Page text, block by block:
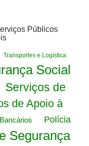
Públicos
Transportes e Logística
Social
Serviços de
de Apoio à
Polícia
Segurança